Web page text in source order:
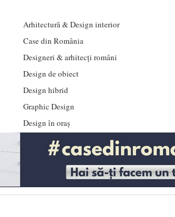
Arhitectură & Design interior
Case din România
Designeri & arhitecți români
Design de obiect
Design hibrid
Graphic Design
Design în oraș